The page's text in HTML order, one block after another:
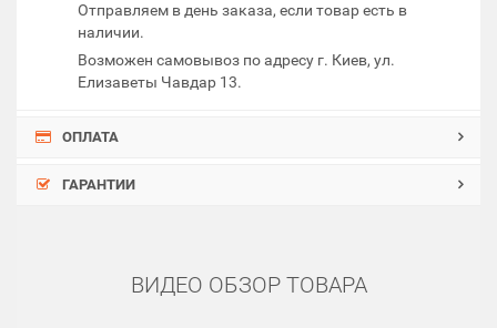
Отправляем в день заказа, если товар есть в
наличии.
Возможен самовывоз по адресу г. Киев, ул.
Елизаветы Чавдар 13.
ОПЛАТА
ГАРАНТИИ
ВИДЕО ОБЗОР ТОВАРА